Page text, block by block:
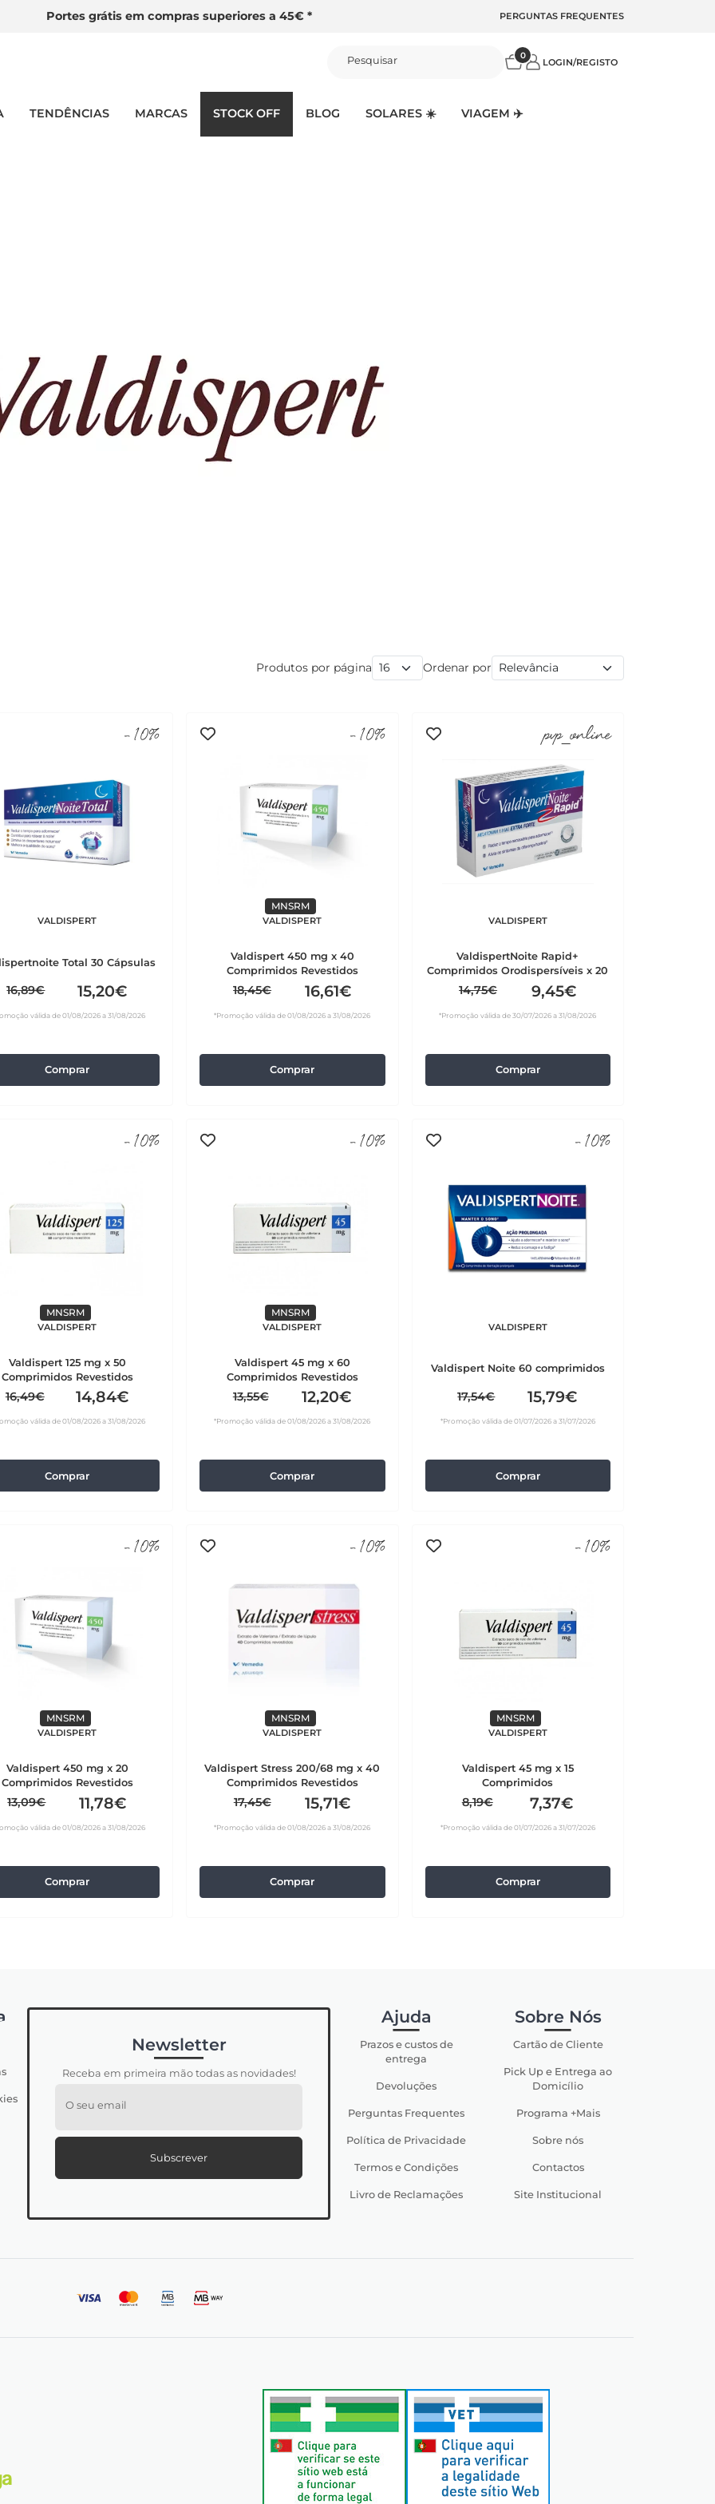
Portes grátis em compras superiores a 45€ * PERGUNTAS FREQUENTES
Pesquisar 0
LOGIN/REGISTO
TENDÊNCIAS MARCAS STOCK OFF BLOG SOLARES ☀️ VIAGEM ✈️
Produtos por página Ordenar por
-10%
VALDISPERT
Total 30 Cápsulas
16,89€ 15,20€
válida de 01/08/2026 a 31/08/2026
Comprar
-10%
MNSRM
VALDISPERT
Valdispert 450 mg x 40
Comprimidos Revestidos
18,45€ 16,61€
*Promoção válida de 01/08/2026 a 31/08/2026
Comprar
pvp_online
VALDISPERT
ValdispertNoite Rapid+
Comprimidos Orodispersíveis x 20
14,75€ 9,45€
*Promoção válida de 30/07/2026 a 31/08/2026
Comprar
-10%
MNSRM
VALDISPERT
Valdispert 125 mg x 50
Comprimidos Revestidos
16,49€ 14,84€
válida de 01/08/2026 a 31/08/2026
Comprar
-10%
MNSRM
VALDISPERT
Valdispert 45 mg x 60
Comprimidos Revestidos
13,55€ 12,20€
*Promoção válida de 01/08/2026 a 31/08/2026
Comprar
-10%
VALDISPERT
Valdispert Noite 60 comprimidos
17,54€ 15,79€
*Promoção válida de 01/07/2026 a 31/07/2026
Comprar
-10%
MNSRM
VALDISPERT
Valdispert 450 mg x 20
Comprimidos Revestidos
13,09€ 11,78€
válida de 01/08/2026 a 31/08/2026
Comprar
-10%
MNSRM
VALDISPERT
Valdispert Stress 200/68 mg x 40
Comprimidos Revestidos
17,45€ 15,71€
*Promoção válida de 01/08/2026 a 31/08/2026
Comprar
-10%
MNSRM
VALDISPERT
Valdispert 45 mg x 15
Comprimidos
8,19€ 7,37€
*Promoção válida de 01/07/2026 a 31/07/2026
Comprar
Newsletter
Receba em primeira mão todas as novidades!
O seu email
Subscrever
Ajuda
Prazos e custos de
entrega
Devoluções
Perguntas Frequentes
Política de Privacidade
Termos e Condições
Livro de Reclamações
Sobre Nós
Cartão de Cliente
Pick Up e Entrega ao
Domicílio
Programa +Mais
Sobre nós
Contactos
Site Institucional